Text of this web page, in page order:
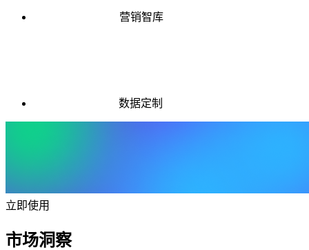
营销智库
数据定制
立即使用
市场洞察